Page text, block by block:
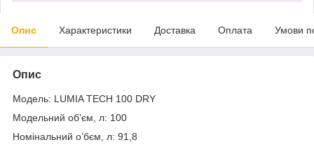
Опис Характеристики Доставка Оплата Умови
Опис
Модель: LUMIA TECH 100 DRY
Модельний об’єм, л: 100
Номінальний о’бєм, л: 91,8